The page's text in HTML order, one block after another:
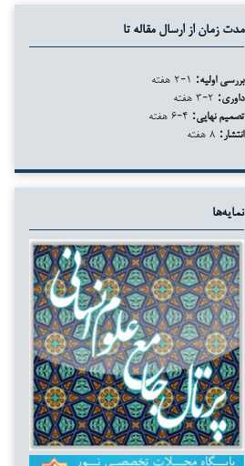
مدت زمان از ارسال مقاله تا
بررسی اولیه:
داوری:
تصمیم نهایی:
انتشار:
نمایه‌ها